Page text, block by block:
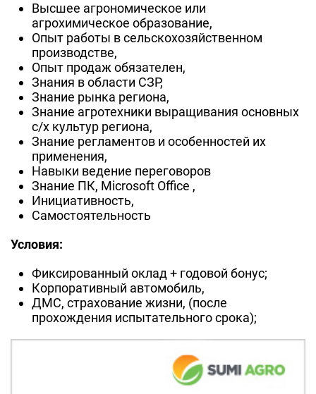
Высшее агрономическое или
агрохимическое образование,
Опыт работы в сельскохозяйственном
производстве,
Опыт продаж обязателен,
Знания в области СЗР,
Знание рынка региона,
Знание агротехники выращивания основных
с/х культур региона,
Знание регламентов и особенностей их
применения,
Навыки ведение переговоров
Знание ПК, Microsoft Office ,
Инициативность,
Самостоятельность
Условия:
Фиксированный оклад + годовой бонус;
Корпоративный автомобиль,
ДМС, страхование жизни, (после
прохождения испытательного срока);